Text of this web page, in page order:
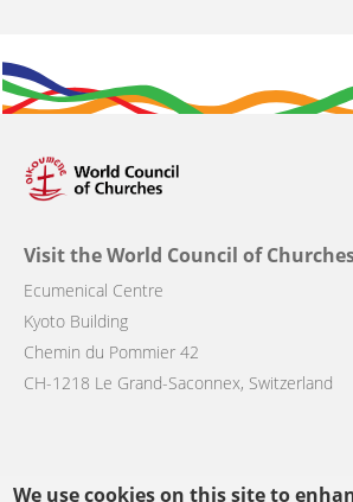
We use cookies on this site to
Visit the World Council of
Ecumenical Centre
Kyoto Building
Chemin du Pommier 42
CH-1218 Le Grand-Saconnex, Switzerland